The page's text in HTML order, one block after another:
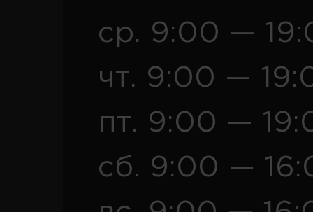
ср. 9:00 —
чт. 9:00 —
пт. 9:00 —
сб. 9:00 —